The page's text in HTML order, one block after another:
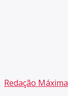
Redação